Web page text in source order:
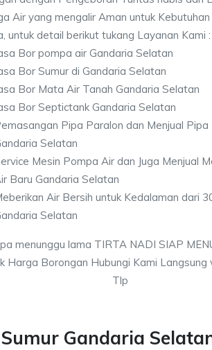
Air yang mengalir Aman untuk
untuk detail berikut tukang Layanan Kami :
Bor pompa air Gandaria Selatan
Bor Sumur di Gandaria Selatan
Bor Mata Air Tanah Gandaria Selatan
Bor Septictank Gandaria Selatan
Pipa Paralon dan Menjual Pipa
Selatan
Mesin Pompa Air dan Juga Menjual
Baru Gandaria Selatan
Air Bersih untuk Kedalaman dari
Selatan
menunggu lama TIRTA NADI SIAP
Harga Borongan Hubungi Kami
Tlp
Gandaria